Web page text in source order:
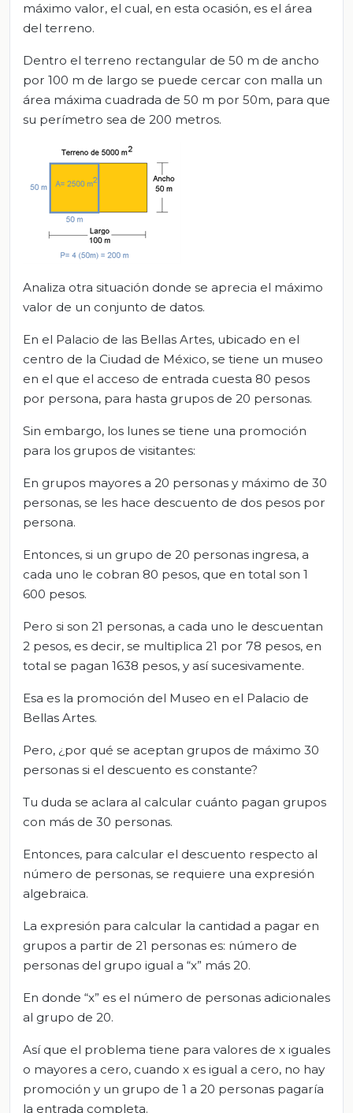
máximo valor, el cual, en esta ocasión, es el área
del terreno.
Dentro el terreno rectangular de 50 m de ancho
por 100 m de largo se puede cercar con malla un
área máxima cuadrada de 50 m por 50m, para que
su perímetro sea de 200 metros.
Analiza otra situación donde se aprecia el máximo
valor de un conjunto de datos.
En el Palacio de las Bellas Artes, ubicado en el
centro de la Ciudad de México, se tiene un museo
en el que el acceso de entrada cuesta 80 pesos
por persona, para hasta grupos de 20 personas.
Sin embargo, los lunes se tiene una promoción
para los grupos de visitantes:
En grupos mayores a 20 personas y máximo de 30
personas, se les hace descuento de dos pesos por
persona.
Entonces, si un grupo de 20 personas ingresa, a
cada uno le cobran 80 pesos, que en total son 1
600 pesos.
Pero si son 21 personas, a cada uno le descuentan
2 pesos, es decir, se multiplica 21 por 78 pesos, en
total se pagan 1638 pesos, y así sucesivamente.
Esa es la promoción del Museo en el Palacio de
Bellas Artes.
Pero, ¿por qué se aceptan grupos de máximo 30
personas si el descuento es constante?
Tu duda se aclara al calcular cuánto pagan grupos
con más de 30 personas.
Entonces, para calcular el descuento respecto al
número de personas, se requiere una expresión
algebraica.
La expresión para calcular la cantidad a pagar en
grupos a partir de 21 personas es: número de
personas del grupo igual a “x” más 20.
En donde “x” es el número de personas adicionales
al grupo de 20.
Así que el problema tiene para valores de x iguales
o mayores a cero, cuando x es igual a cero, no hay
promoción y un grupo de 1 a 20 personas pagaría
la entrada completa.